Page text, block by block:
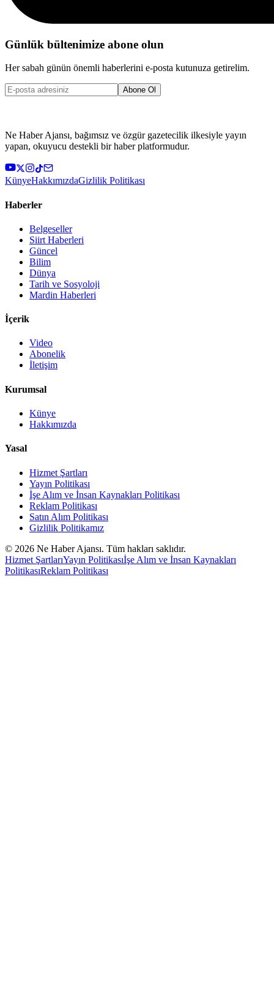
Günlük bültenimize abone olun
Her sabah günün önemli haberlerini e-posta kutunuza getirelim.
Abone Ol
Ne Haber Ajansı, bağımsız ve özgür gazetecilik ilkesiyle yayın
yapan, okuyucu destekli bir haber platformudur.
KünyeHakkımızdaGizlilik Politikası
Haberler
Belgeseller
Siirt Haberleri
Güncel
Bilim
Dünya
Tarih ve Sosyoloji
Mardin Haberleri
İçerik
Video
Abonelik
İletişim
Kurumsal
Künye
Hakkımızda
Yasal
Hizmet Şartları
Yayın Politikası
İşe Alım ve İnsan Kaynakları Politikası
Reklam Politikası
Satın Alım Politikası
Gizlilik Politikamız
© 2026 Ne Haber Ajansı. Tüm hakları saklıdır.
Hizmet ŞartlarıYayın Politikasıİşe Alım ve İnsan Kaynakları
PolitikasıReklam Politikası